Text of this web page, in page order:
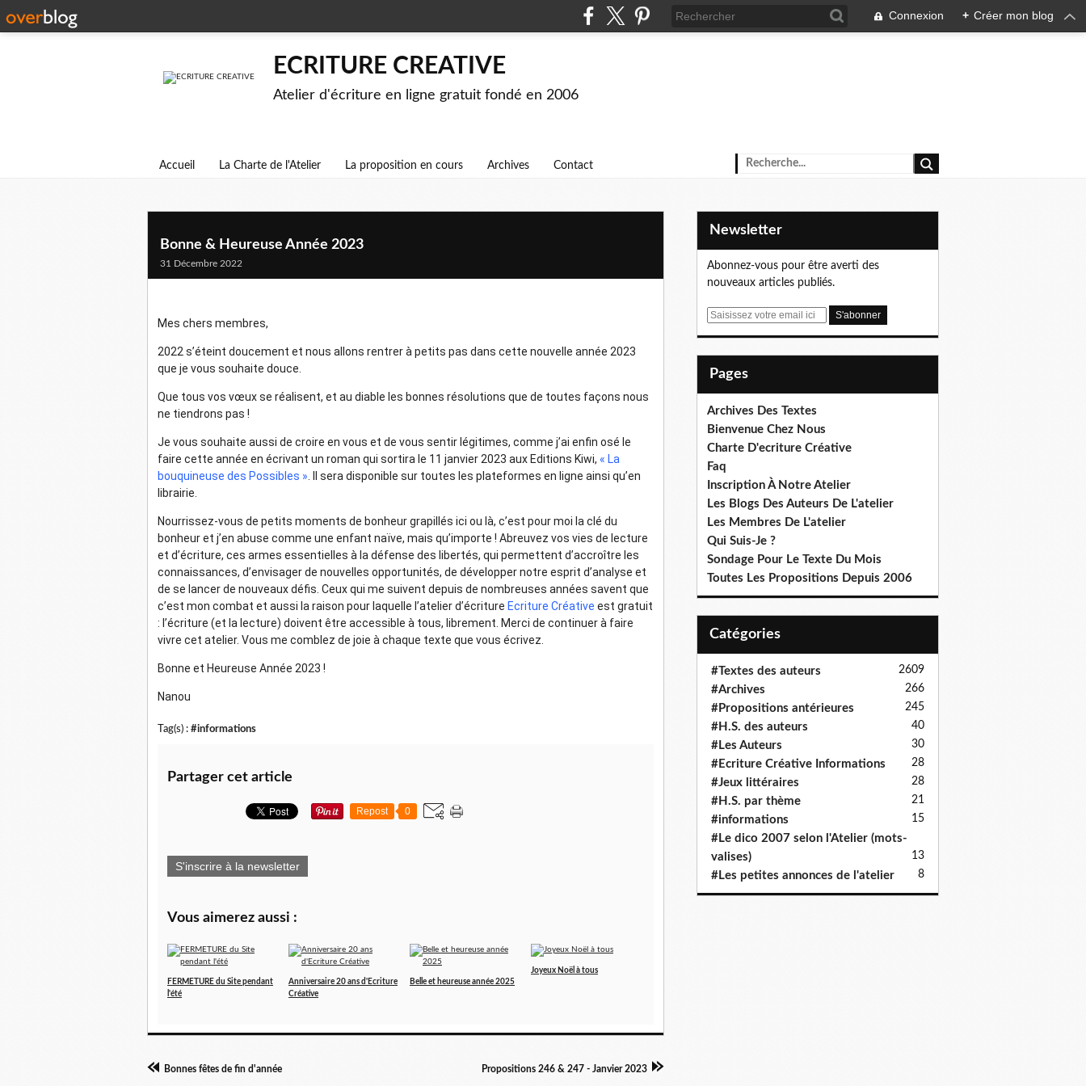
Connexion + Créer mon blog
ECRITURE CREATIVE
Atelier d'écriture en ligne gratuit fondé en 2006
Accueil La Charte de l'Atelier La proposition en cours Archives Contact
Bonne & Heureuse Année 2023
31 Décembre 2022
Mes chers membres,
2022 s’éteint doucement et nous allons rentrer à petits pas dans cette nouvelle année 2023
que je vous souhaite douce.
Que tous vos vœux se réalisent, et au diable les bonnes résolutions que de toutes façons nous
ne tiendrons pas !
Je vous souhaite aussi de croire en vous et de vous sentir légitimes, comme j’ai enfin osé le
faire cette année en écrivant un roman qui sortira le 11 janvier 2023 aux Editions Kiwi, « La
bouquineuse des Possibles » . Il sera disponible sur toutes les plateformes en ligne ainsi qu’en
librairie.
Nourrissez-vous de petits moments de bonheur grapillés ici ou là, c’est pour moi la clé du
bonheur et j’en abuse comme une enfant naïve, mais qu’importe ! Abreuvez vos vies de lecture
et d’écriture, ces armes essentielles à la défense des libertés, qui permettent d’accroître les
connaissances, d’envisager de nouvelles opportunités, de développer notre esprit d’analyse et
de se lancer de nouveaux défis. Ceux qui me suivent depuis de nombreuses années savent que
c’est mon combat et aussi la raison pour laquelle l’atelier d’écriture Ecriture Créative est gratuit
: l’écriture (et la lecture) doivent être accessible à tous, librement. Merci de continuer à faire
vivre cet atelier. Vous me comblez de joie à chaque texte que vous écrivez.
Bonne et Heureuse Année 2023 !
Nanou
Tag(s) : #informations
Partager cet article
Repost 0
S'inscrire à la newsletter
Vous aimerez aussi :
FERMETURE du Site pendant
l'été
Anniversaire 20 ans d'Ecriture
Créative
Belle et heureuse année 2025
Joyeux Noël à tous
Bonnes fêtes de fin d'année Propositions 246 & 247 - Janvier 2023
Newsletter
Abonnez-vous pour être averti des
nouveaux articles publiés.
E
Pages
Archives Des Textes
Bienvenue Chez Nous
Charte D'ecriture Créative
Faq
Inscription À Notre Atelier
Les Blogs Des Auteurs De L'atelier
Les Membres De L'atelier
Qui Suis-Je ?
Sondage Pour Le Texte Du Mois
Toutes Les Propositions Depuis 2006
Catégories
#Textes des auteurs 2609
#Archives 266
#Propositions antérieures 245
#H.S. des auteurs 40
#Les Auteurs 30
#Ecriture Créative Informations 28
#Jeux littéraires 28
#H.S. par thème 21
#informations 15
#Le dico 2007 selon l'Atelier (mots-
valises)
13
#Les petites annonces de l'atelier 8